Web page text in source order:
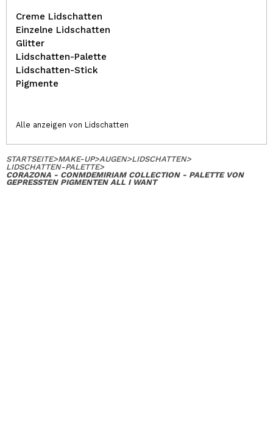
Creme Lidschatten
Einzelne Lidschatten
Glitter
Lidschatten-Palette
Lidschatten-Stick
Pigmente
Alle anzeigen von Lidschatten
STARTSEITE>MAKE-UP>AUGEN>LIDSCHATTEN>
LIDSCHATTEN-PALETTE>
CORAZONA - CONMDEMIRIAM COLLECTION - PALETTE VON
GEPRESSTEN PIGMENTEN ALL I WANT